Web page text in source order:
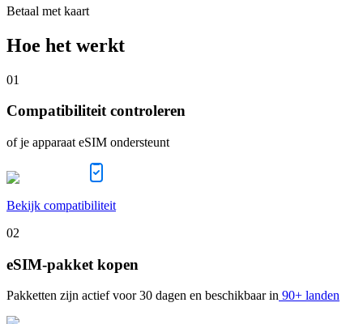
Betaal met kaart
Hoe het werkt
01
Compatibiliteit controleren
of je apparaat eSIM ondersteunt
Bekijk compatibiliteit
02
eSIM-pakket kopen
Pakketten zijn actief voor 30 dagen en beschikbaar in 90+ landen